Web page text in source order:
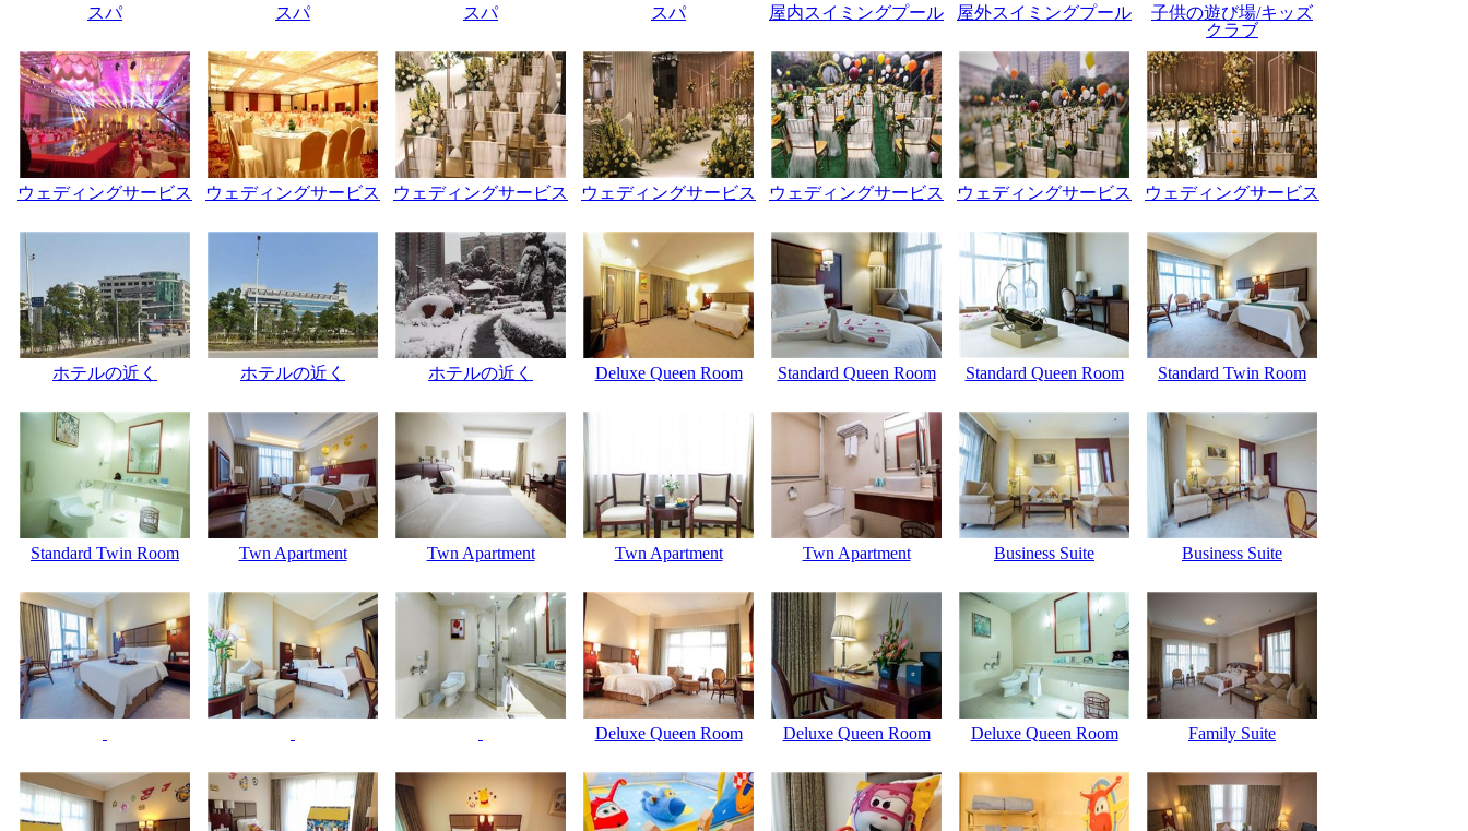
スパ スパ スパ スパ 屋内スイミングプール 屋外スイミングプール
子供の遊び場/キッズ
クラブ
ウェディングサービス ウェディングサービス ウェディングサービス ウェディングサービス ウェディングサービス ウェディングサービス ウェディングサービス
ホテルの近く ホテルの近く ホテルの近く Deluxe Queen Room Standard Queen Room Standard Queen Room Standard Twin Room
Standard Twin Room Twn Apartment Twn Apartment Twn Apartment Twn Apartment Business Suite Business Suite
Deluxe Queen Room Deluxe Queen Room Deluxe Queen Room Family Suite